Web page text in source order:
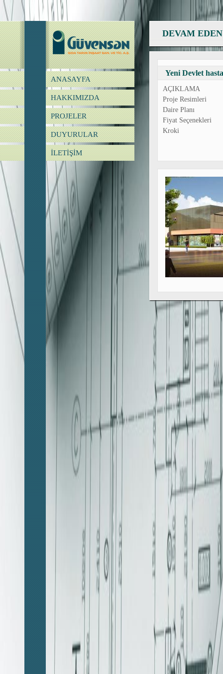
ANASAYFA
HAKKIMIZDA
PROJELER
DUYURULAR
İLETİŞİM
DEVAM
Yeni Devlet
AÇIKLAMA
Proje Resimleri
Daire Planı
Fiyat Seçenekleri
Kroki